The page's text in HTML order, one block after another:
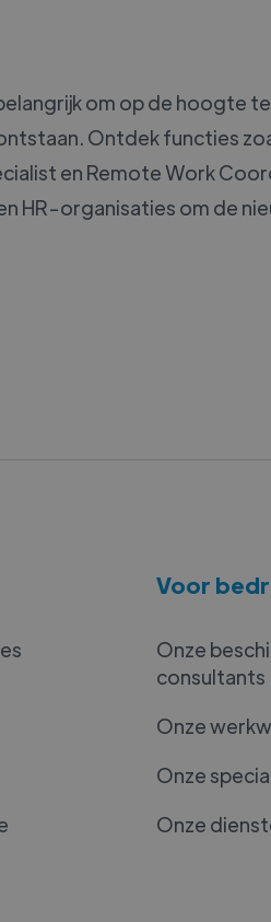
om op de hoogte
Ontdek functies
en Remote Work
HR-organisaties om de
Voor
Onze
consultants
Onze
Onze
Onze